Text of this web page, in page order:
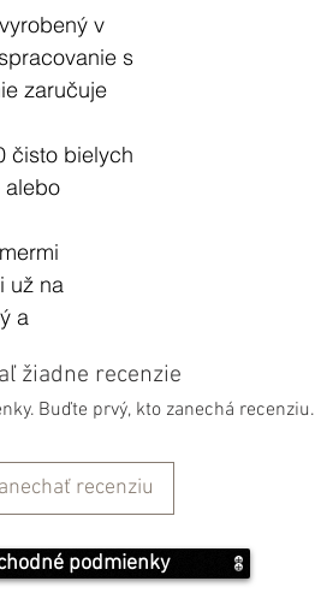
v
s
zaručuje
čisto bielych
alebo
už na
a
život
žiadne recenzie
Buďte prvý, kto zanechá recenziu.
recenziu
podmienky